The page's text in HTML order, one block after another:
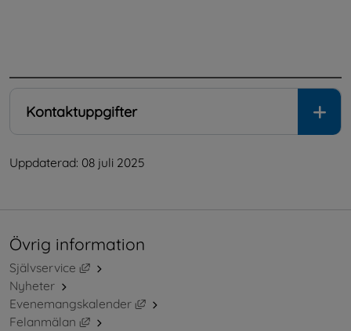
Kontaktuppgifter
Uppdaterad: 08 juli 2025
Övrig information
Självservice
Länk till annan webbplats, öppnas i nytt fönster.
Nyheter
Evenemangskalender
Länk till annan webbplats, öppnas i
Felanmälan
Länk till annan webbplats, öppnas i nytt fönster.